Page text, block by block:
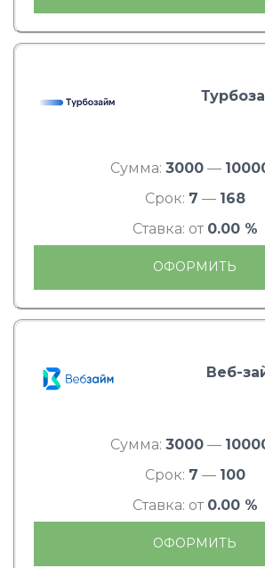
Сумма: 3000—
Срок: 7 — 168
Ставка: от 0.00 %
ОФОРМИТЬ
Веб-
Сумма: 3000—
Срок: 7 — 100
Ставка: от 0.00 %
ОФОРМИТЬ